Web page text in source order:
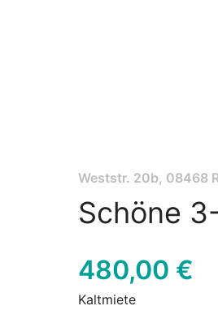
Weststr. 20b, 08468
Schöne
Kaltmiete
480,00 €